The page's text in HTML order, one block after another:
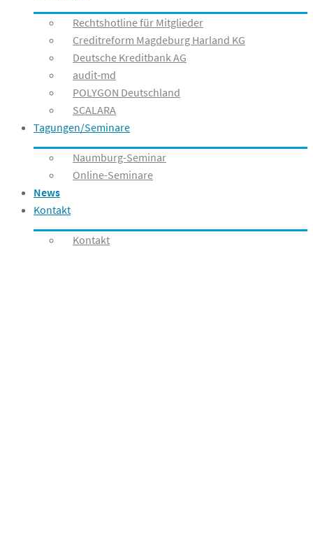
Rechtshotline für Mitglieder
Creditreform Magdeburg Harland KG
Deutsche Kreditbank AG
audit-md
POLYGON Deutschland
SCALARA
Tagungen/Seminare
Naumburg-Seminar
Online-Seminare
News
Kontakt
Kontakt